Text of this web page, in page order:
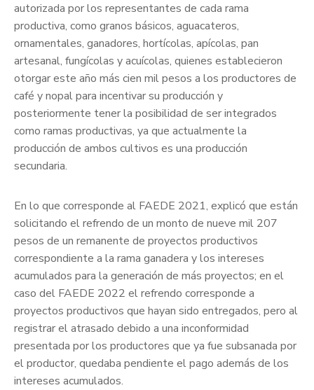
autorizada por los representantes de cada rama
productiva, como granos básicos, aguacateros,
ornamentales, ganadores, hortícolas, apícolas, pan
artesanal, fungícolas y acuícolas, quienes establecieron
otorgar este año más cien mil pesos a los productores de
café y nopal para incentivar su producción y
posteriormente tener la posibilidad de ser integrados
como ramas productivas, ya que actualmente la
producción de ambos cultivos es una producción
secundaria.
En lo que corresponde al FAEDE 2021, explicó que están
solicitando el refrendo de un monto de nueve mil 207
pesos de un remanente de proyectos productivos
correspondiente a la rama ganadera y los intereses
acumulados para la generación de más proyectos; en el
caso del FAEDE 2022 el refrendo corresponde a
proyectos productivos que hayan sido entregados, pero al
registrar el atrasado debido a una inconformidad
presentada por los productores que ya fue subsanada por
el productor, quedaba pendiente el pago además de los
intereses acumulados.